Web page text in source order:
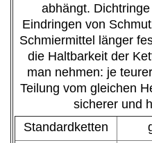
abhängt.
Eindringen von
Schmiermittel länger
die Haltbarkeit der
man nehmen: je
Teilung vom gleichen
sicherer und
Standardketten